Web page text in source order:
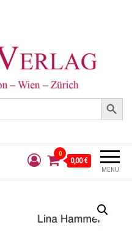
Search Button
MENÜ
0
0,00 €